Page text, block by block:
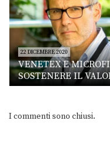
22 DICEMBRE 2020
VENETEX E
SOSTENERE IL
I commenti sono chiusi.